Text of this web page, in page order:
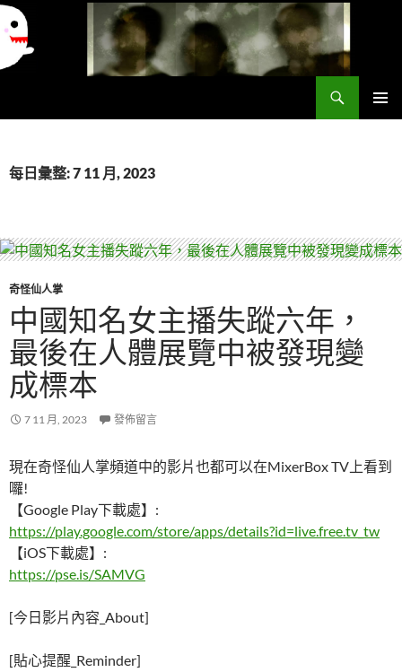
要
每日彙整: 7 11 月, 2023
奇怪仙人掌
中國知名女主播失蹤六年，
最後在人體展覽中被發現變
成標本
7 11 月, 2023 發佈留言
現在奇怪仙人掌頻道中的影片也都可以在MixerBox TV上看到
囉!
【Google Play下載處】:
https://play.google.com/store/apps/details?id=live.free.tv_tw
【iOS下載處】:
https://pse.is/SAMVG
[今日影片內容_About]
[貼心提醒_Reminder]